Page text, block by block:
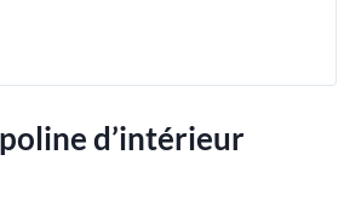
d’intérieur